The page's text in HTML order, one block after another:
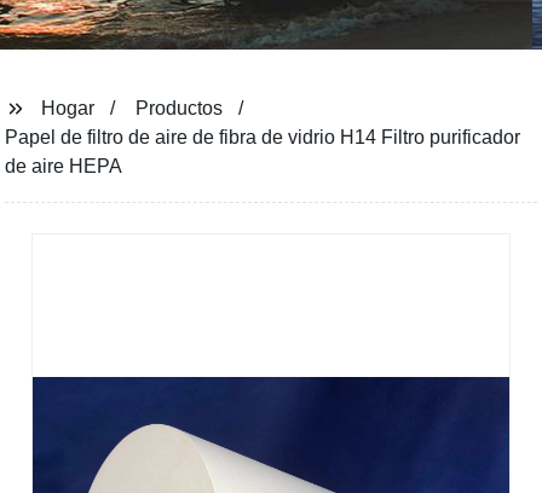
Hogar
Productos
Papel de filtro de aire de fibra de vidrio H14 Filtro purificador
de aire HEPA